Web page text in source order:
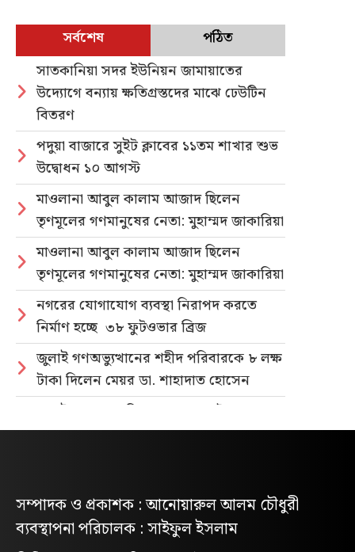
সর্বশেষ
পঠিত
সাতকানিয়া সদর ইউনিয়ন জামায়াতের
উদ্যোগে বন্যায় ক্ষতিগ্রস্তদের মাঝে ঢেউটিন
বিতরণ
পদুয়া বাজারে সুইট ক্লাবের ১১তম শাখার শুভ
উদ্বোধন ১০ আগস্ট
মাওলানা আবুল কালাম আজাদ ছিলেন
তৃণমূলের গণমানুষের নেতা: মুহাম্মদ জাকারিয়া
মাওলানা আবুল কালাম আজাদ ছিলেন
তৃণমূলের গণমানুষের নেতা: মুহাম্মদ জাকারিয়া
নগরের যোগাযোগ ব্যবস্থা নিরাপদ করতে
নির্মাণ হচ্ছে ৩৮ ফুটওভার ব্রিজ
জুলাই গণঅভ্যুত্থানের শহীদ পরিবারকে ৮ লক্ষ
টাকা দিলেন মেয়র ডা. শাহাদাত হোসেন
জুলাই গণহত্যার বিচার ও গণভোটের গণরায়
বাস্তবায়নের দাবিতে জাতীয় ছাত্রশক্তির
পরিবেশবান্ধব ই-রিকশার লাইসেন্স
গণভোটের রায় ও জুলাই সনদ বাস্তবায়নের
সম্পাদক ও প্রকাশক : আনোয়ারুল আলম চৌধুরী
ব্যবস্থাপনা পরিচালক : সাইফুল ইসলাম